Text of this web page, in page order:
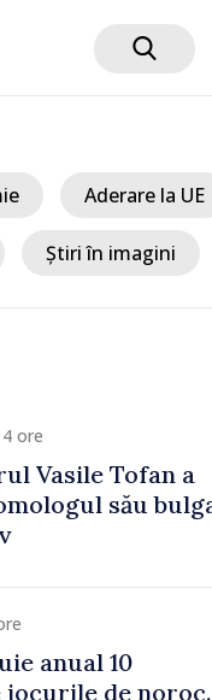
Aderare la UE
Știri în imagini
Tofan a
său bulgar,
anual 10
jocurile de noroc.